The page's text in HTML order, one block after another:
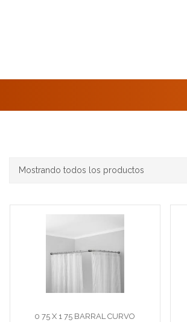
Mostrando todos los productos
0 75 X 1 75 BARRAL CURVO